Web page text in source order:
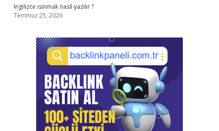
Ingilizce ısınmak nasıl yazılır ?
Temmuz 25, 2026